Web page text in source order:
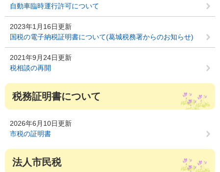
自動車臨時運行許可について
2023年1月16日更新
国税の電子納税証明書について(葛城税務署からのお知らせ)
2021年9月24日更新
税相談の再開
税務証明書について
2026年6月10日更新
市税の証明書
法人市民税